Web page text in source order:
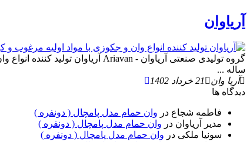
آریاوان
ساله ...
آریا وان
21 خرداد 1402
دیدگاه ها
فاطمه شجاع در وان حمام مدل پامچال ( دونفره )
مدیر آریاوان در وان حمام مدل پامچال ( دونفره )
سونیا ملکی در وان حمام مدل پامچال ( دونفره )